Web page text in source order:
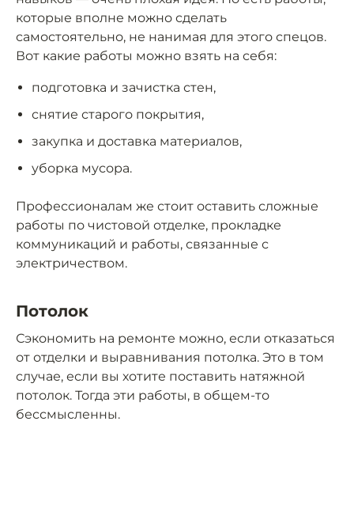
которые вполне можно сделать
самостоятельно, не нанимая для этого спецов.
Вот какие работы можно взять на себя:
подготовка и зачистка стен,
снятие старого покрытия,
закупка и доставка материалов,
уборка мусора.
Профессионалам же стоит оставить сложные
работы по чистовой отделке, прокладке
коммуникаций и работы, связанные с
электричеством.
Потолок
Сэкономить на ремонте можно, если отказаться
от отделки и выравнивания потолка. Это в том
случае, если вы хотите поставить натяжной
потолок. Тогда эти работы, в общем-то
бессмысленны.